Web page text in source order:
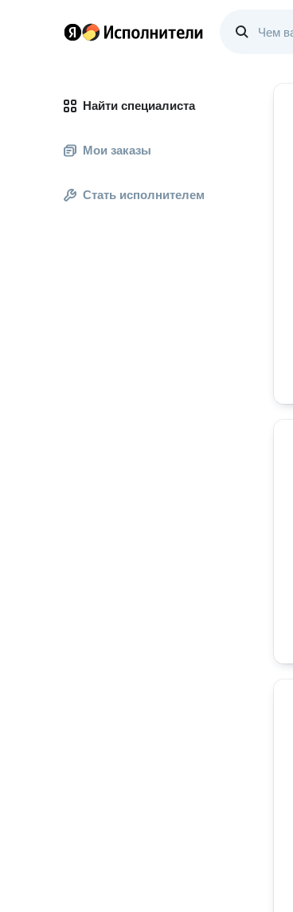
Найти специалиста
Мои заказы
Стать исполнителем